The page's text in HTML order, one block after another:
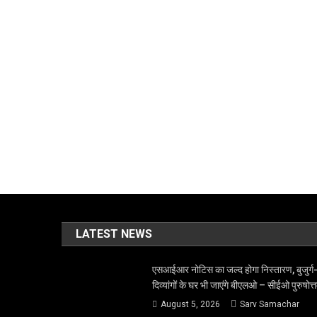
LATEST NEWS
एसआईआर नोटिस का जल्द होगा निस्तारण, बुजुर्ग-
दिव्यांगों के घर भी जाएंगे बीएलओ – सीईओ
August 5, 2026 Sarv Samachar